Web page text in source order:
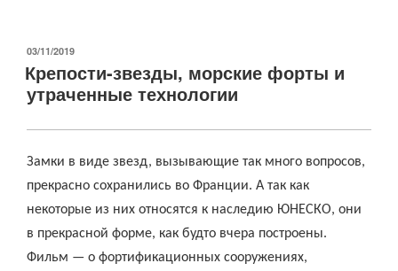
ОПУБЛИКОВАНО
03/11/2019
Крепости-звезды, морские форты и
утраченные технологии
Замки в виде звезд, вызывающие так много вопросов,
прекрасно сохранились во Франции. А так как
некоторые из них относятся к наследию ЮНЕСКО, они
в прекрасной форме, как будто вчера построены.
Фильм — о фортификационных сооружениях,